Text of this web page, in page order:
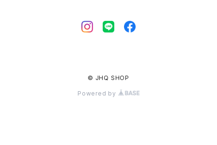
© JHQ SHOP
Powered by